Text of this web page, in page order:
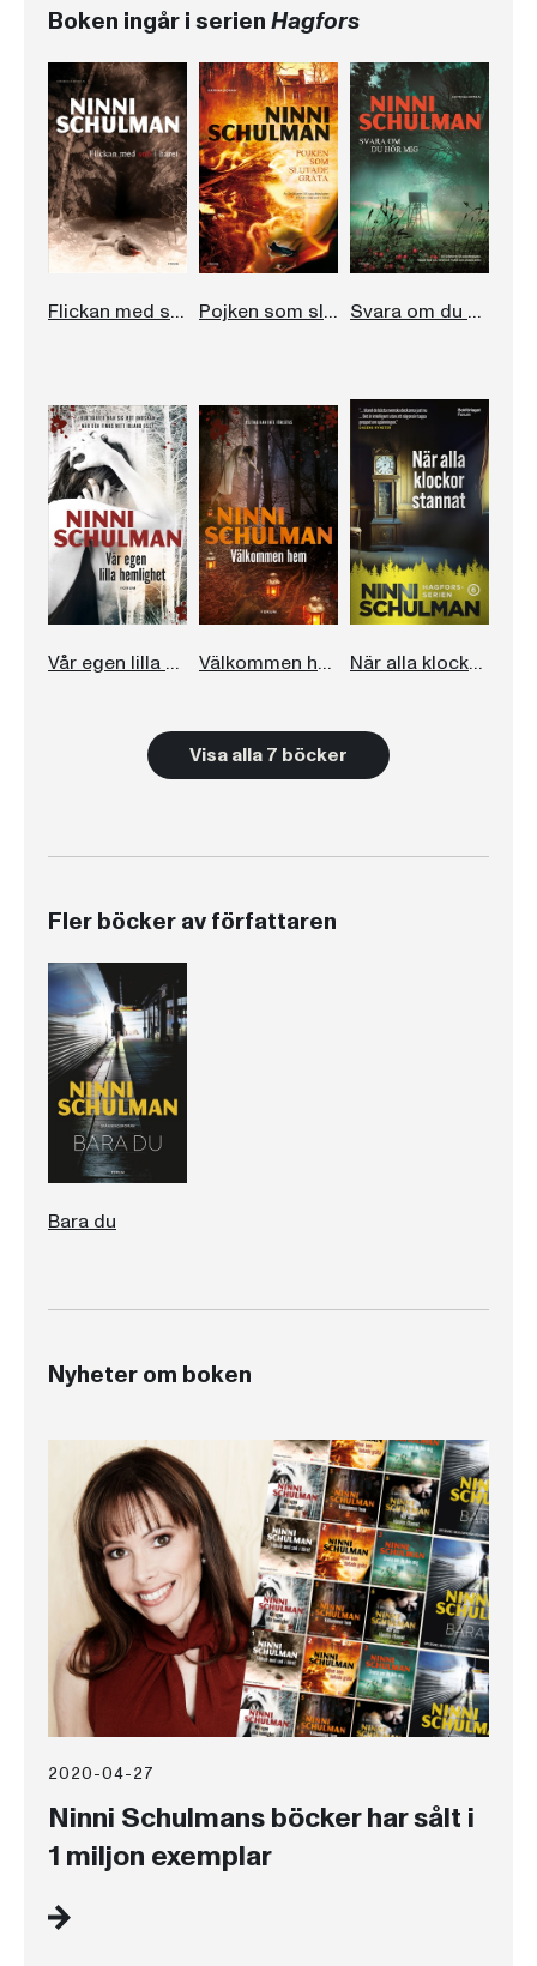
Boken ingår i serienHagfors
Flickan med snö i håret Pojken som slutade gråta Svara om du hör mig
Vår egen lilla hemlighet Välkommen hem När alla klockor stannat
Visa alla 7 böcker
Fler böcker av författaren
Bara du
Nyheter om boken
2020-04-27
Ninni Schulmans böcker har sålt i
1 miljon exemplar